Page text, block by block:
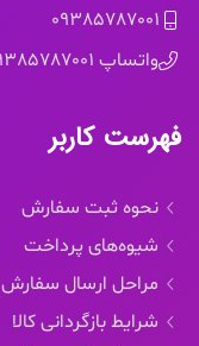
09385787001
واتساپ 09385787001
فهرست کاربر
نحوه ثبت سفارش
شیوه‌های پرداخت
مراحل ارسال سفارش
شرایط بازگردانی کالا